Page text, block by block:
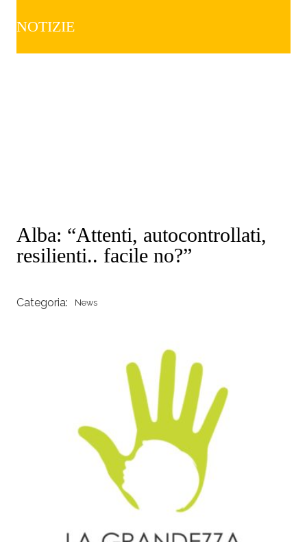
NOTIZIE
Alba: “Attenti, autocontrollati,
resilienti.. facile no?”
Categoria: News